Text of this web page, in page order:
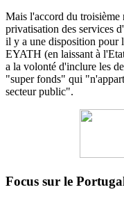
Mais l'accord du troisième
privatisation des services
il y a une disposition pour
EYATH (en laissant à
a la volonté d'inclure les
"super fonds" qui
secteur public".
Focus sur le